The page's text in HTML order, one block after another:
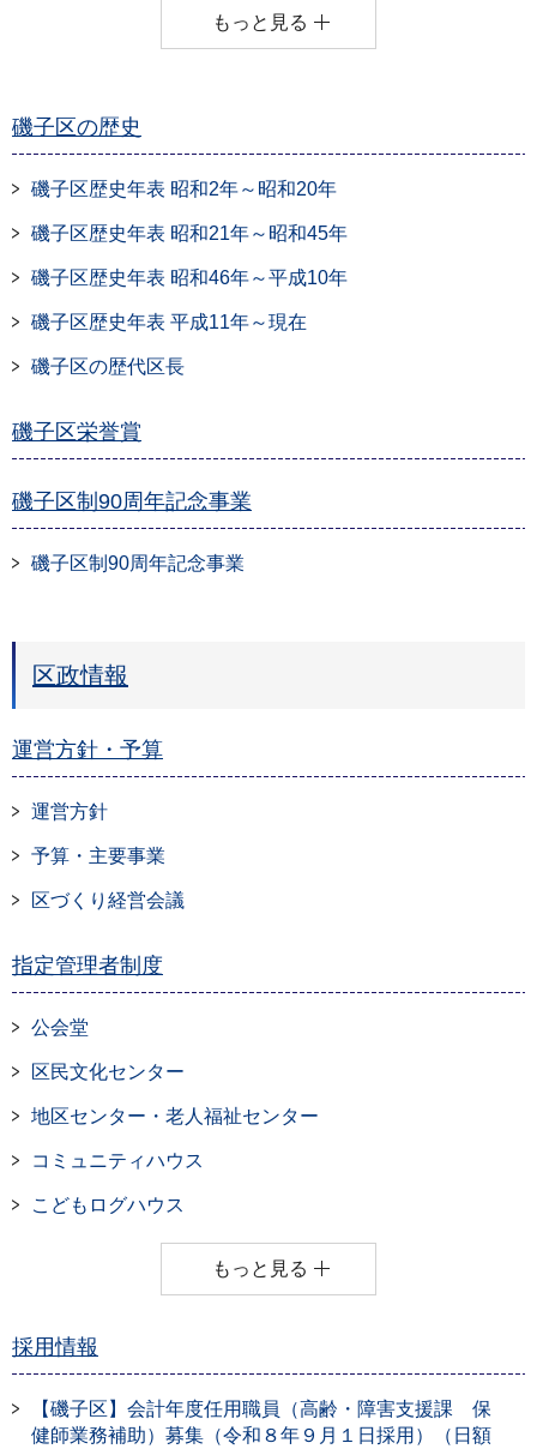
もっと見る
磯子区の歴史
磯子区歴史年表 昭和2年～昭和20年
磯子区歴史年表 昭和21年～昭和45年
磯子区歴史年表 昭和46年～平成10年
磯子区歴史年表 平成11年～現在
磯子区の歴代区長
磯子区栄誉賞
磯子区制90周年記念事業
磯子区制90周年記念事業
区政情報
運営方針・予算
運営方針
予算・主要事業
区づくり経営会議
指定管理者制度
公会堂
区民文化センター
地区センター・老人福祉センター
コミュニティハウス
こどもログハウス
もっと見る
採用情報
【磯子区】会計年度任用職員（高齢・障害支援課 保
健師業務補助）募集（令和８年９月１日採用）（日額